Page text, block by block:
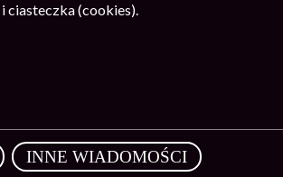
ciasteczka (cookies).
INNE WIADOMOŚCI